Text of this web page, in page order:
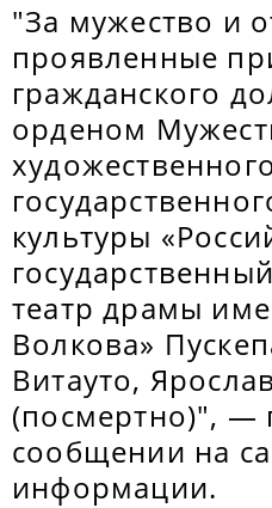
"За мужество и
проявленные
гражданского
орденом
культуры
театр драмы
Волкова»
Витауто,
(посмертно)", —
сообщении на
информации.